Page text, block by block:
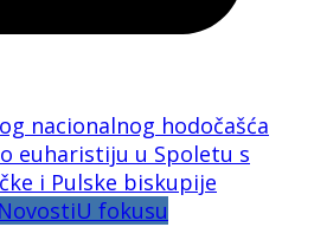
NovostiU fokusu